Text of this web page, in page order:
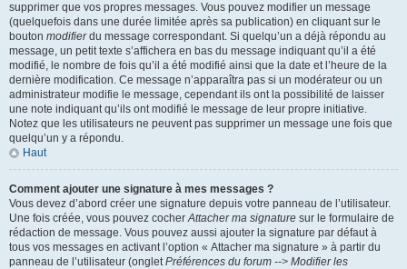
supprimer que vos propres messages. Vous pouvez modifier un message
(quelquefois dans une durée limitée après sa publication) en cliquant sur le
bouton modifierdu message correspondant. Si quelqu’un a déjà répondu au
message, un petit texte s’affichera en bas du message indiquant qu’il a été
modifié, le nombre de fois qu’il a été modifié ainsi que la date et l’heure de la
dernière modification. Ce message n’apparaîtra pas si un modérateur ou un
administrateur modifie le message, cependant ils ont la possibilité de laisser
une note indiquant qu’ils ont modifié le message de leur propre initiative.
Notez que les utilisateurs ne peuvent pas supprimer un message une fois que
quelqu’un y a répondu.
Haut
Comment ajouter une signature à mes messages ?
Vous devez d’abord créer une signature depuis votre panneau de l’utilisateur.
Une fois créée, vous pouvez cocherAttacher ma signature sur le formulaire de
rédaction de message. Vous pouvez aussi ajouter la signature par défaut à
tous vos messages en activant l’option « Attacher ma signature » à partir du
panneau de l’utilisateur (ongletPréférences du forum --> Modifier les